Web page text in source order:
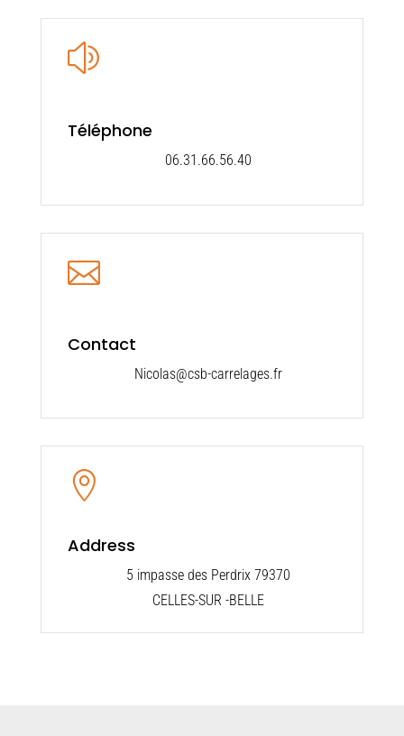
z
Téléphone
06.31.66.56.40

Contact
Nicolas@csb-carrelages.fr

Address
5 impasse des Perdrix 79370
CELLES-SUR -BELLE